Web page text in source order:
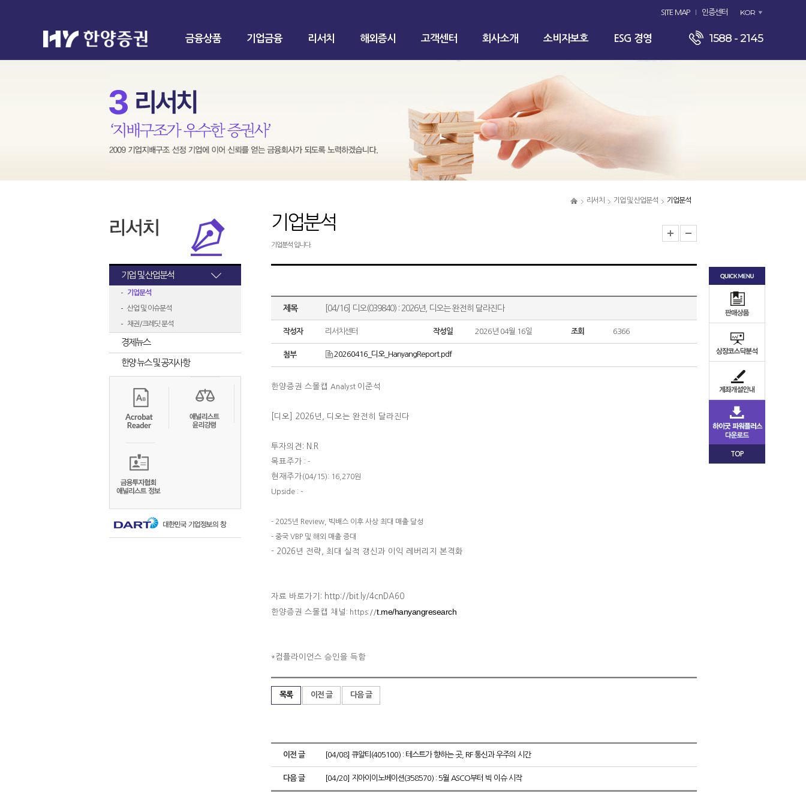
SITE MAP 인증센터 KOR
금융상품 기업금융 리서치 해외증시 고객센터 회사소개 소비자보호 ESG 경영 1588 - 2145
리서치 기업 및 산업분석 기업분석
기업 및 산업분석
기업분석
산업 및 이슈분석
채권/크레딧 분석
경제뉴스
한양 뉴스 및 공지사항
기업분석
기업분석 입니다.
제목 [04/16] 디오(039840) : 2026년, 디오는 완전히 달라진다
작성자 리서치센터 작성일 2026년 04월 16일 조회 6366
첨부 20260416_디오_HanyangReport.pdf
한양증권 스몰캡 Analyst 이준석
[디오] 2026년, 디오는 완전히 달라진다
투자의견: N.R
목표주가 : -
현재주가(04/15): 16,270원
Upside : -
- 2025년 Review, 빅배스 이후 사상 최대 매출 달성
- 중국 VBP 및 해외 매출 증대
- 2026년 전략, 최대 실적 갱신과 이익 레버리지 본격화
자료 바로가기: http://bit.ly/4cnDA60
한양증권 스몰캡 채널 : https://t.me/hanyangresearch
*컴플라이언스 승인을 득함
목록 이전 글 다음 글
이전 글 [04/08] 큐알티(405100) : 테스트가 향하는 곳, RF 통신과 우주의 시간
다음 글 [04/20] 지아이이노베이션(358570) : 5월 ASCO부터 빅 이슈 시작
TOP